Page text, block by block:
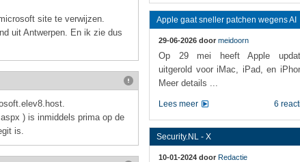
site te verwijzen.
uit Antwerpen. En ik zie dus
) is inmiddels prima op de
is.
Apple gaat sneller patchen wegens AI
29-06-2026 door meidoorn
Op 29 mei heeft Apple
uitgerold voor iMac, iPad, en
Meer details ...
6
Lees meer
Security.NL - X
10-01-2024 door Redactie